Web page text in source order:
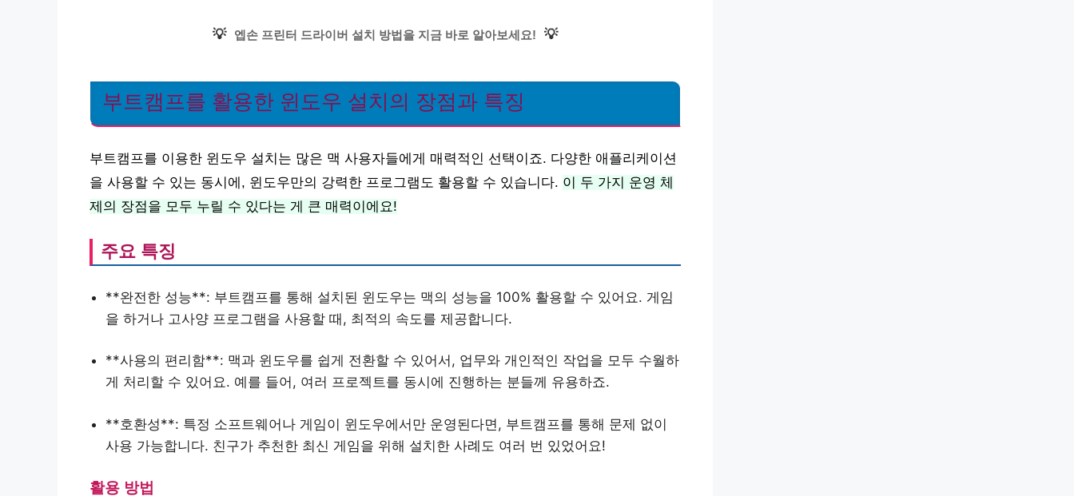
💡 엡손 프린터 드라이버 설치 방법을 지금 바로 알아보세요! 💡
부트캠프를 활용한 윈도우 설치의 장점과 특징
부트캠프를 이용한 윈도우 설치는 많은 맥 사용자들에게 매력적인 선택이죠. 다양한 애플리케이션
을 사용할 수 있는 동시에, 윈도우만의 강력한 프로그램도 활용할 수 있습니다. 이 두 가지 운영 체
제의 장점을 모두 누릴 수 있다는 게 큰 매력이에요!
주요 특징
**완전한 성능**: 부트캠프를 통해 설치된 윈도우는 맥의 성능을 100% 활용할 수 있어요. 게임
을 하거나 고사양 프로그램을 사용할 때, 최적의 속도를 제공합니다.
**사용의 편리함**: 맥과 윈도우를 쉽게 전환할 수 있어서, 업무와 개인적인 작업을 모두 수월하
게 처리할 수 있어요. 예를 들어, 여러 프로젝트를 동시에 진행하는 분들께 유용하죠.
**호환성**: 특정 소프트웨어나 게임이 윈도우에서만 운영된다면, 부트캠프를 통해 문제 없이
사용 가능합니다. 친구가 추천한 최신 게임을 위해 설치한 사례도 여러 번 있었어요!
활용 방법